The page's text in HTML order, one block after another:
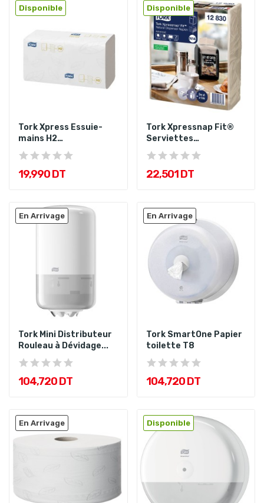
Disponible
Tork Xpress Essuie-
mains H2
Compressés...
19,990 DT
Disponible
Tork Xpressnap Fit®
Serviettes
Enchevêtrées...
22,501 DT
En Arrivage
Tork Mini Distributeur
Rouleau à Dévidage...
104,720 DT
En Arrivage
Tork SmartOne Papier
toilette T8
104,720 DT
En Arrivage Disponible